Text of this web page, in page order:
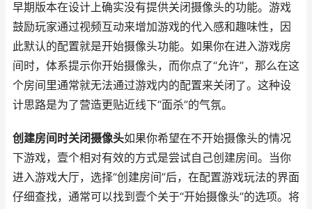
早期版本在设计上确实没有提供关闭摄像头的功能。游戏
鼓励玩家通过视频互动来增加游戏的代入感和趣味性，因
此默认的配置就是开始摄像头功能。如果你在进入游戏房
间时，体系提示你开始摄像头，而你点了“允许”，那么在这
个房间里通常就无法通过游戏内的配置来关闭了。这种设
计思路是为了营造更贴近线下“面杀”的气氛。
创建房间时关闭摄像头如果你希望在不开始摄像头的情况
下游戏，壹个相对有效的方式是尝试自己创建房间。当你
进入游戏大厅，选择“创建房间”后，在配置游戏玩法的界面
仔细查找，通常可以找到壹个关于“开始摄像头”的选项。将